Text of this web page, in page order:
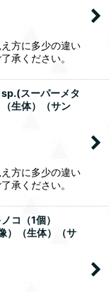
方に多少の違い
承ください。
sp.(スーパーメタ
生体）（サン
方に多少の違い
承ください。
コ（1個）
）（生体）（サ